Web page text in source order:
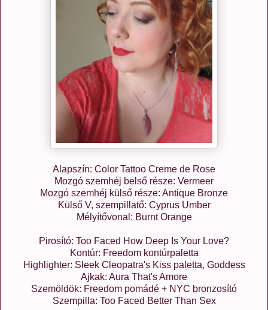
Alapszín: Color Tattoo Creme de Rose
Mozgó szemhéj belső része: Vermeer
Mozgó szemhéj külső része: Antique Bronze
Külső V, szempillatő: Cyprus Umber
Mélyítővonal: Burnt Orange
Pirosító: Too Faced How Deep Is Your Love?
Kontúr: Freedom kontúrpaletta
Highlighter: Sleek Cleopatra's Kiss paletta, Goddess
Ajkak: Aura That's Amore
Szemöldök: Freedom pomádé + NYC bronzosító
Szempilla: Too Faced Better Than Sex